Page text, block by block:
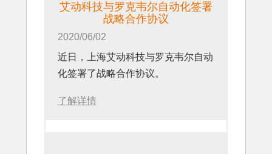
艾动科技与罗克韦尔自动化签署
战略合作协议
2020/06/02
近日，上海艾动科技与罗克韦尔自动
化签署了战略合作协议。
了解详情